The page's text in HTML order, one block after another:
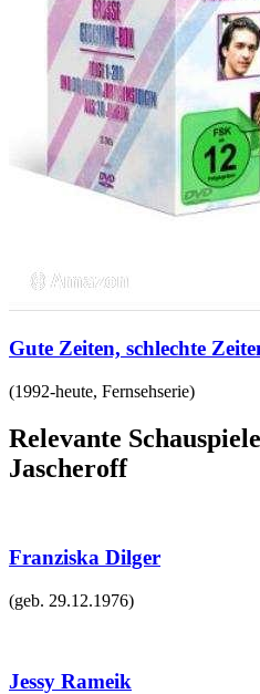
Gute Zeiten, schlechte
(1992-heute, Fernsehserie)
Relevante
Jascheroff
Franziska Dilger
(geb. 29.12.1976)
Jessy Rameik